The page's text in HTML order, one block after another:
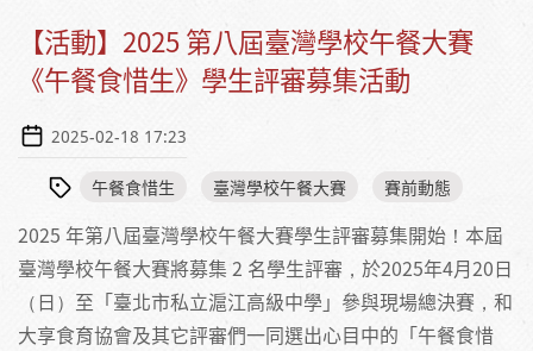
【活動】2025 第八屆臺灣學校午餐大賽
《午餐食惜生》學生評審募集活動
2025-02-18 17:23
午餐食惜生 臺灣學校午餐大賽 賽前動態
2025 年第八屆臺灣學校午餐大賽學生評審募集開始！本屆
臺灣學校午餐大賽將募集 2 名學生評審，於2025年4月20日
（日）至「臺北市私立滬江高級中學」參與現場總決賽，和
大享食育協會及其它評審們一同選出心目中的「午餐食惜